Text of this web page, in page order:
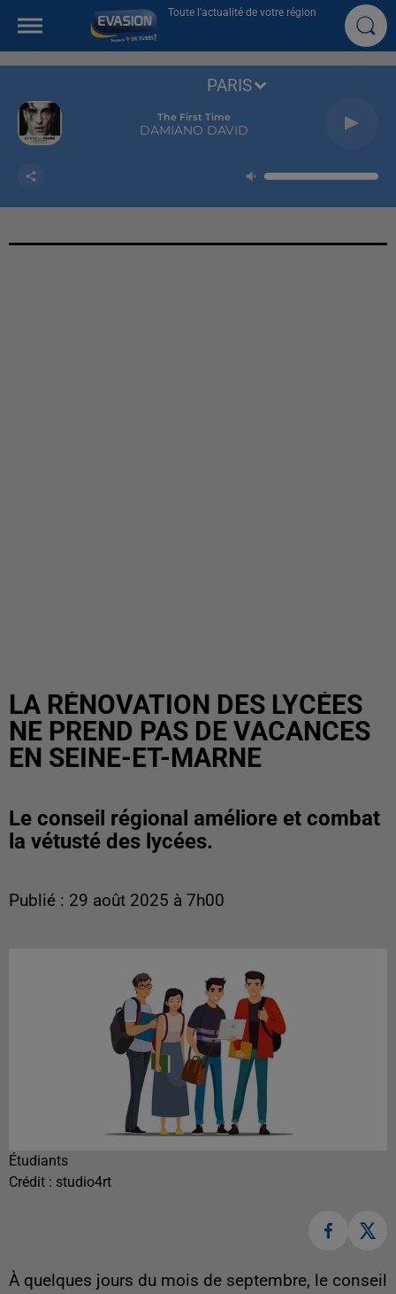
Toute l'actualité de votre région
The First Time
DAMIANO DAVID
PARIS
LA RÉNOVATION DES LYCÉES
NE PREND PAS DE VACANCES
EN SEINE-ET-MARNE
Le conseil régional améliore et combat
la vétusté des lycées.
Publié : 29 août 2025 à 7h00
Étudiants
Crédit : studio4rt
À quelques jours du mois de septembre, le conseil